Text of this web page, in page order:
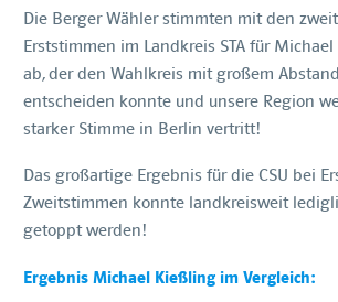
Die Berger Wähler stimmten mit den
Erststimmen im Landkreis STA für
ab, der den Wahlkreis mit großem
entscheiden konnte und unsere Region
starker Stimme in Berlin vertritt!
Das großartige Ergebnis für die CSU bei
Zweitstimmen konnte landkreisweit
getoppt werden!
Ergebnis Michael Kießling im Vergleich: